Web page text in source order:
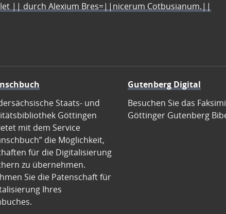
|| durch Alexium Bres=||nicerum Cotbusianum.||
Staats- und
Göttingen
mit dem Service
die Möglichkeit,
für die Digitalisierung
zu übernehmen.
Sie die Patenschaft für
Ihres
Gutenberg Digital
Besuchen Sie das
Göttinger Gutenberg